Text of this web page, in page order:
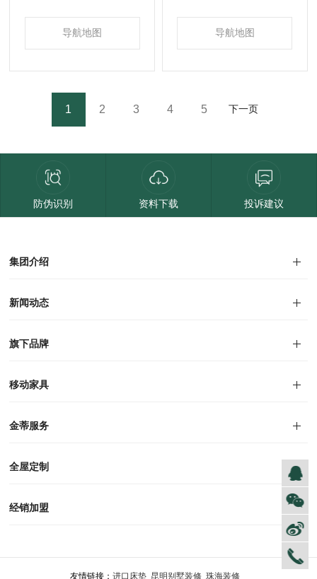
导航地图 导航地图
1 2 3 4 5 下一页
防伪识别 资料下载 投诉建议
集团介绍
集团介绍
企业文化
人才招聘
商学院
VR全景展厅
董事长介绍
新闻动态
对外公告
家居资讯
旗下品牌
品牌文化
荣誉资质
产品专利
电子画册
移动家具
迪尚
西瑞
洛斯
里奥
洛卡
美舍
新古典
纯美
金蒂服务
售后服务
防伪识别
投诉建议
全屋定制
风格定制
空间定制
户型案例
材质展示
预约量尺
经销加盟
友情链接：进口床垫 昆明别墅装修 珠海装修